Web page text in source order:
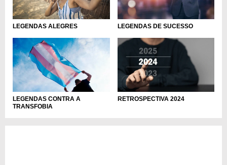
LEGENDAS ALEGRES LEGENDAS DE SUCESSO
LEGENDAS CONTRA A
TRANSFOBIA
RETROSPECTIVA 2024